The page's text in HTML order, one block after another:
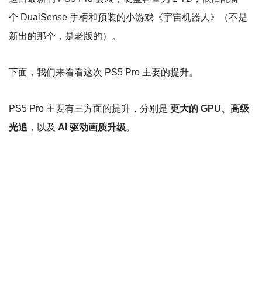
个 DualSense 手柄和预装的小游戏《宇宙机器人》（不是
新出的那个，是老版的）。
下面，我们来看看这次 PS5 Pro 主要的提升。
PS5 Pro 主要有三方面的提升，分别是 更大的 GPU、高级
光追 ，以及 AI 驱动画质升级。